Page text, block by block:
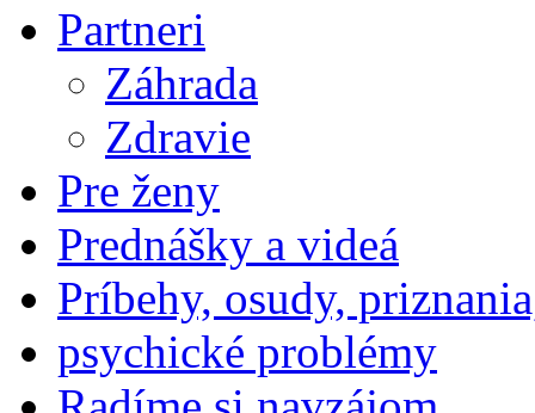
Partneri
Záhrada
Zdravie
Pre ženy
Prednášky a videá
Príbehy, osudy,
psychické problémy